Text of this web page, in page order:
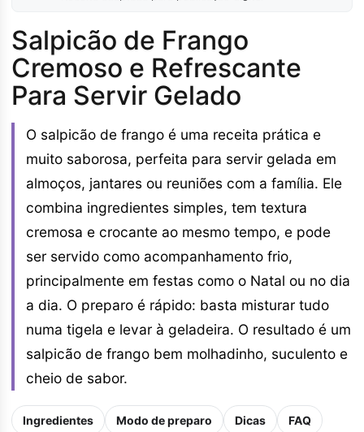
Salpicão de Frango
Cremoso e Refrescante
Para Servir Gelado
O salpicão de frango é uma receita prática e
muito saborosa, perfeita para servir gelada em
almoços, jantares ou reuniões com a família. Ele
combina ingredientes simples, tem textura
cremosa e crocante ao mesmo tempo, e pode
ser servido como acompanhamento frio,
principalmente em festas como o Natal ou no dia
a dia. O preparo é rápido: basta misturar tudo
numa tigela e levar à geladeira. O resultado é um
salpicão de frango bem molhadinho, suculento e
cheio de sabor.
Ingredientes Modo de preparo Dicas FAQ